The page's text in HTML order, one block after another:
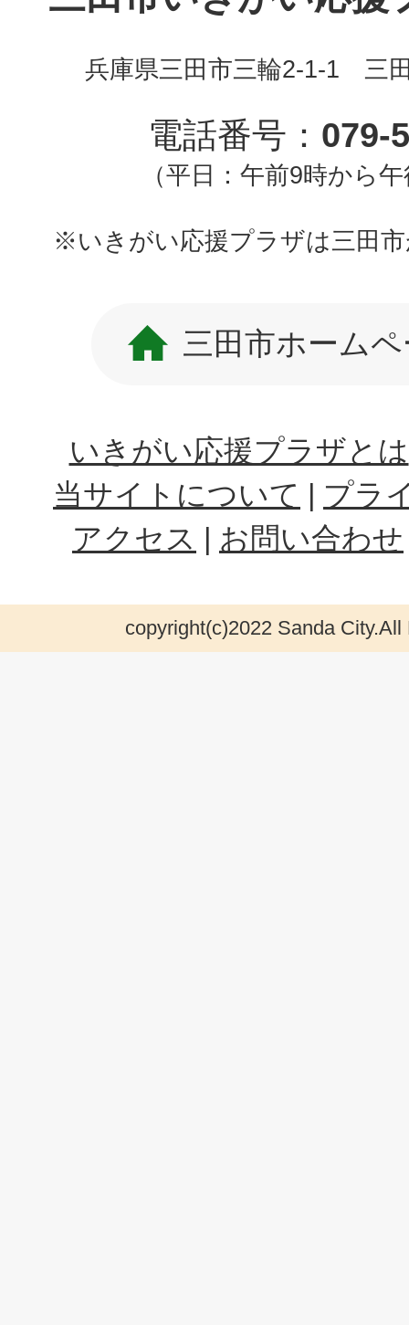
兵庫県三田市三輪2-1-1 三
電話番号： 079-
（平日：午前9時から
※いきがい応援プラザは三田
三田市ホーム
いきがい応援プラザとは
当サイトについて
プラ
アクセス
お問い合わせ
copyright(c)2022 Sanda